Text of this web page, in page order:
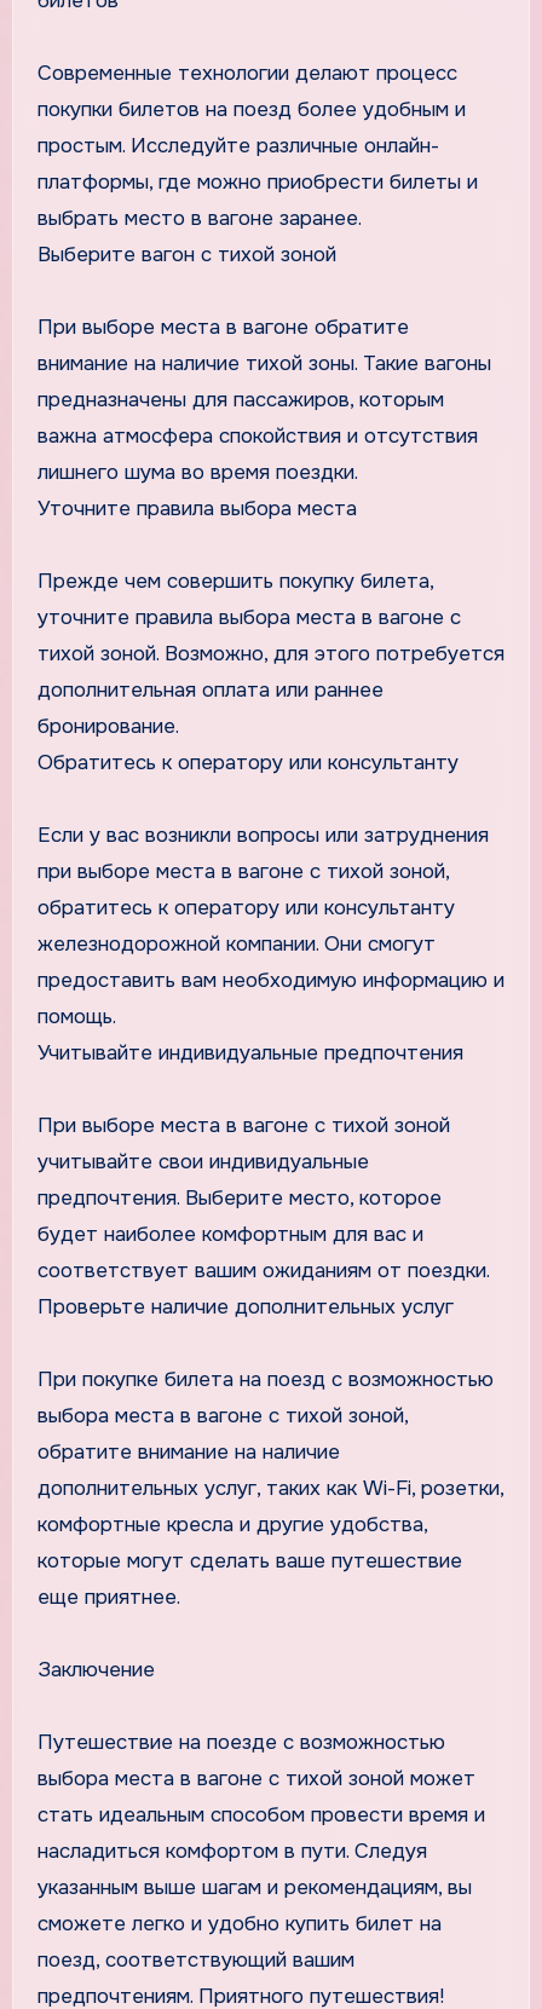
Современные технологии делают процесс
покупки билетов на поезд более удобным и
простым. Исследуйте различные онлайн-
платформы, где можно приобрести билеты и
выбрать место в вагоне заранее.
Выберите вагон с тихой зоной
При выборе места в вагоне обратите
внимание на наличие тихой зоны. Такие вагоны
предназначены для пассажиров, которым
важна атмосфера спокойствия и отсутствия
лишнего шума во время поездки.
Уточните правила выбора места
Прежде чем совершить покупку билета,
уточните правила выбора места в вагоне с
тихой зоной. Возможно, для этого потребуется
дополнительная оплата или раннее
бронирование.
Обратитесь к оператору или консультанту
Если у вас возникли вопросы или затруднения
при выборе места в вагоне с тихой зоной,
обратитесь к оператору или консультанту
железнодорожной компании. Они смогут
предоставить вам необходимую информацию и
помощь.
Учитывайте индивидуальные предпочтения
При выборе места в вагоне с тихой зоной
учитывайте свои индивидуальные
предпочтения. Выберите место, которое
будет наиболее комфортным для вас и
соответствует вашим ожиданиям от поездки.
Проверьте наличие дополнительных услуг
При покупке билета на поезд с возможностью
выбора места в вагоне с тихой зоной,
обратите внимание на наличие
дополнительных услуг, таких как Wi-Fi, розетки,
комфортные кресла и другие удобства,
которые могут сделать ваше путешествие
еще приятнее.
Заключение
Путешествие на поезде с возможностью
выбора места в вагоне с тихой зоной может
стать идеальным способом провести время и
насладиться комфортом в пути. Следуя
указанным выше шагам и рекомендациям, вы
сможете легко и удобно купить билет на
поезд, соответствующий вашим
предпочтениям. Приятного путешествия!